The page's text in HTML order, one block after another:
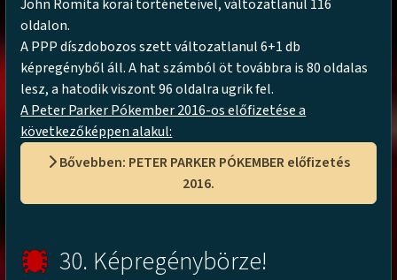
John Romita korai történeteivel, változatlanul 116
oldalon.
A PPP díszdobozos szett változatlanul 6+1 db
képregényből áll. A hat számból öt továbbra is 80 oldalas
lesz, a hatodik viszont 96 oldalra ugrik fel.
A Peter Parker Pókember 2016-os előfizetése a
következőképpen alakul:
Bővebben: PETER PARKER PÓKEMBER előfizetés
2016.
30. Képregénybörze!